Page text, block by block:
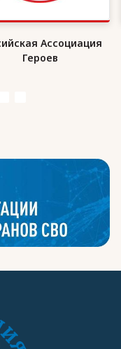
Ассоциация
Героев